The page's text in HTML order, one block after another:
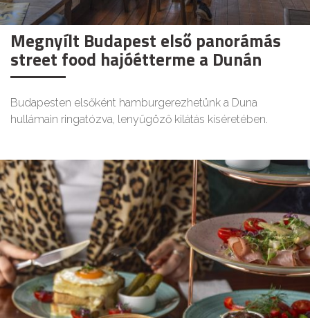
Megnyílt Budapest első panorámás
street food hajóétterme a Dunán
Budapesten elsőként hamburgerezhetünk a Duna
hullámain ringatózva, lenyűgöző kilátás kíséretében.